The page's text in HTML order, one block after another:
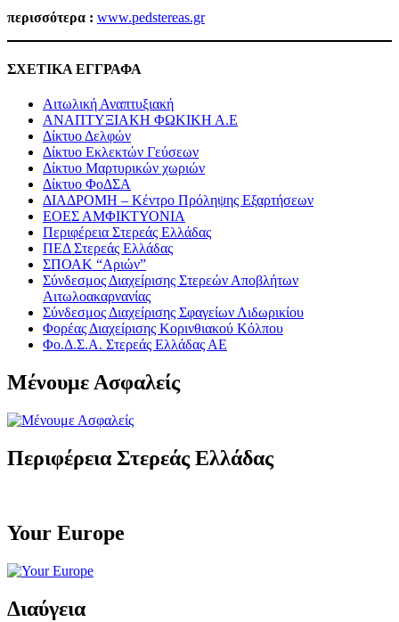
περισσότερα : www.pedstereas.gr
ΣΧΕΤΙΚΑ ΕΓΓΡΑΦΑ
Αιτωλική Αναπτυξιακή
ΑΝΑΠΤΥΞΙΑΚΗ ΦΩΚΙΚΗ Α.Ε
Δίκτυο Δελφών
Δίκτυο Εκλεκτών Γεύσεων
Δίκτυο Μαρτυρικών χωριών
Δίκτυο ΦοΔΣΑ
ΔΙΑΔΡΟΜΗ – Κέντρο Πρόληψης Εξαρτήσεων
ΕΟΕΣ ΑΜΦΙΚΤΥΟΝΙΑ
Περιφέρεια Στερεάς Ελλάδας
ΠΕΔ Στερεάς Ελλάδας
ΣΠΟΑΚ “Αριών”
Σύνδεσμος Διαχείρισης Στερεών Αποβλήτων
Αιτωλοακαρνανίας
Σύνδεσμος Διαχείρισης Σφαγείων Λιδωρικίου
Φορέας Διαχείρισης Κορινθιακού Κόλπου
Φο.Δ.Σ.Α. Στερεάς Ελλάδας ΑΕ
Μένουμε Ασφαλείς
Περιφέρεια Στερεάς Ελλάδας
Your Europe
Διαύγεια